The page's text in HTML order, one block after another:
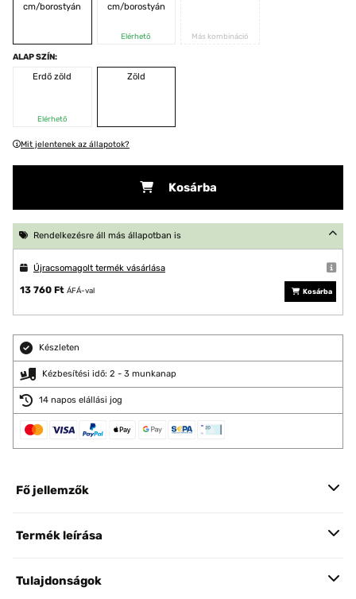
cm/borostyán
cm/borostyán
Elérhető Más kombináció
ALAP SZÍN:
Erdő zöld
Elérhető
Zöld
Mit jelentenek az állapotok?
Kosárba
Rendelkezésre áll más állapotban is
Újracsomagolt termék vásárlása
13 760 Ft ÁFÁ-val Kosárba
Készleten
Kézbesítési idő: 2 - 3 munkanap
14 napos elállási jog
Fő jellemzők
Termék leírása
Tulajdonságok